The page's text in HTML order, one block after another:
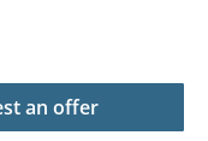
la
an offer